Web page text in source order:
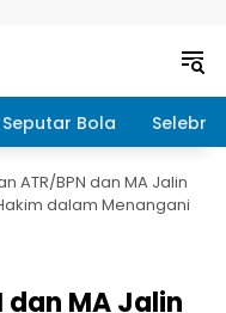
Seputar Bola
ATR/BPN dan MA Jalin
dalam Menangani
dan MA Jalin